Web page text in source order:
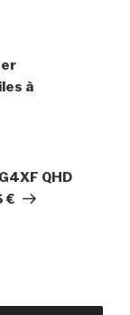
à
QHD
€